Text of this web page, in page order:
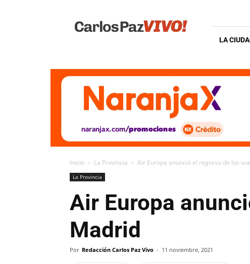
Vivo
LA
Inicio La Provincia Air Europa anunció el regreso de los
La Provincia
Air Europa
Madrid
Por Redacción Carlos Paz Vivo - 11 noviembre, 2021